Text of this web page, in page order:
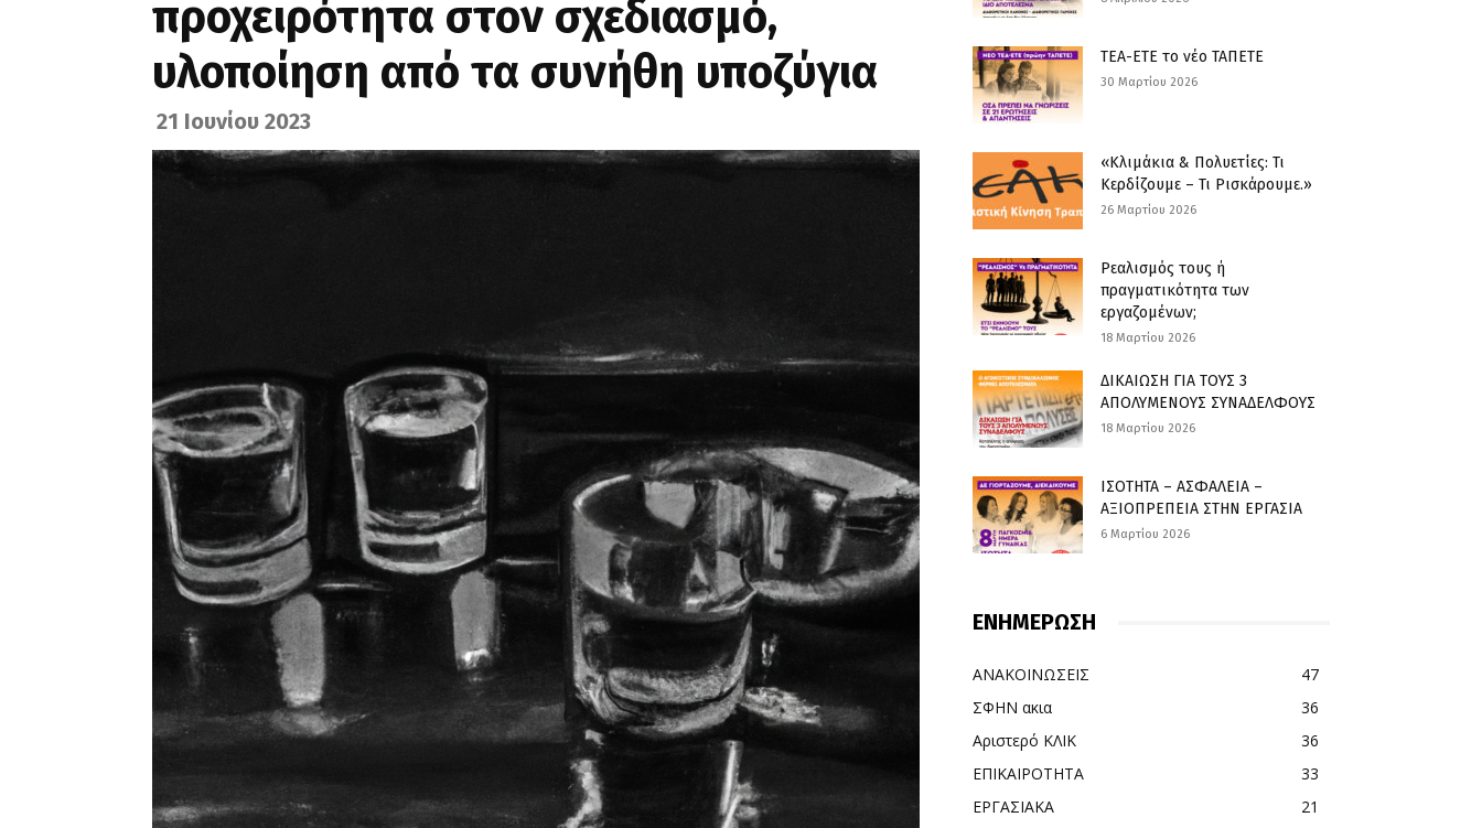
προχειρότητα στον σχεδιασμό,
υλοποίηση από τα συνήθη υποζύγια
21 Ιουνίου 2023
ΤΕΑ-ΕΤΕ το νέο ΤΑΠΕΤΕ
30 Μαρτίου 2026
«Κλιμάκια & Πολυετίες: Τι
Κερδίζουμε – Τι Ρισκάρουμε.»
26 Μαρτίου 2026
Ρεαλισμός τους ή
πραγματικότητα των
εργαζομένων;
18 Μαρτίου 2026
ΔΙΚΑΙΩΣΗ ΓΙΑ ΤΟΥΣ 3
ΑΠΟΛΥΜΕΝΟΥΣ ΣΥΝΑΔΕΛΦΟΥΣ
18 Μαρτίου 2026
ΙΣΟΤΗΤΑ – ΑΣΦΑΛΕΙΑ –
ΑΞΙΟΠΡΕΠΕΙΑ ΣΤΗΝ ΕΡΓΑΣΙΑ
6 Μαρτίου 2026
ΕΝΗΜΕΡΩΣΗ
ΑΝΑΚΟΙΝΩΣΕΙΣ
47
ΣΦΗΝ ακια
36
Αριστερό ΚΛΙΚ
36
ΕΠΙΚΑΙΡΟΤΗΤΑ
33
ΕΡΓΑΣΙΑΚΑ
21